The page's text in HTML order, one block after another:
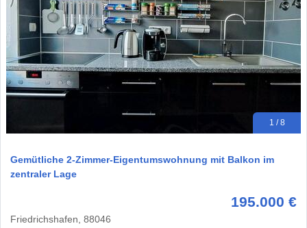
1 / 8
Gemütliche 2-Zimmer-Eigentumswohnung mit Balkon im
zentraler Lage
195.000 €
Friedrichshafen, 88046